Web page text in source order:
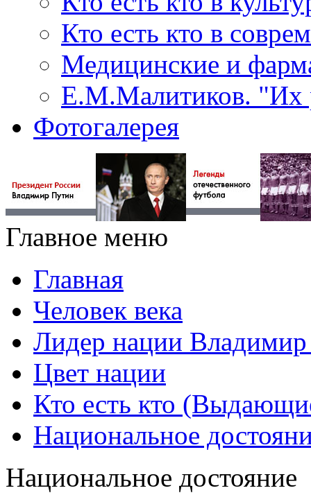
Кто есть кто в
Медицинские и
Е.М.Малитиков. "Их
Фотогалерея
Главное меню
Главная
Человек века
Лидер нации
Цвет нации
Кто есть кто
Национальное
Национальное достояние